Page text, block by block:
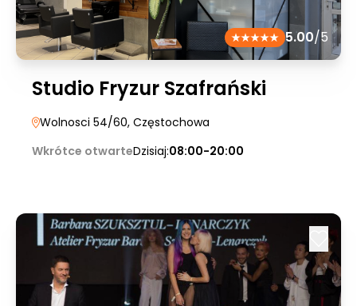
5.00/5
Studio Fryzur Szafrański
Wolnosci 54/60, Częstochowa
Wkrótce otwarteDzisiaj:08:00-20:00